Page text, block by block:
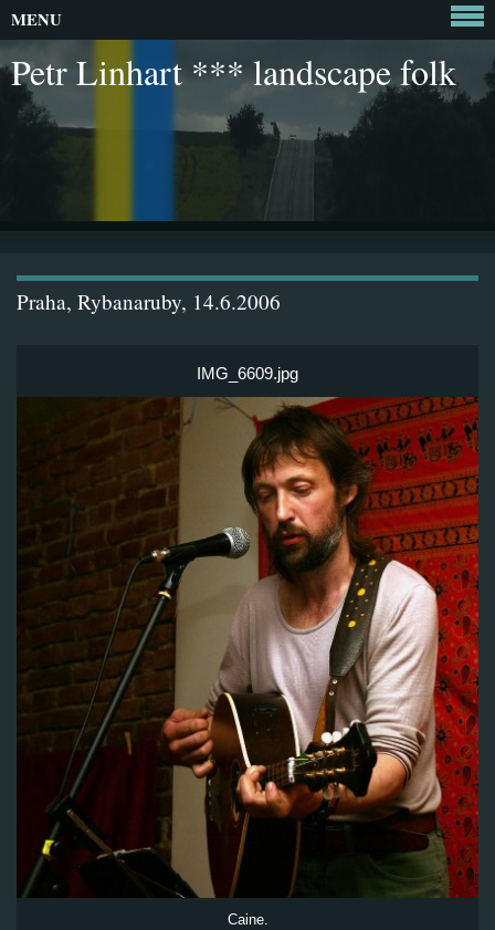
Petr Linhart *** landscape folk
Praha, Rybanaruby, 14.6.2006
IMG_6609.jpg
Caine.
MENU